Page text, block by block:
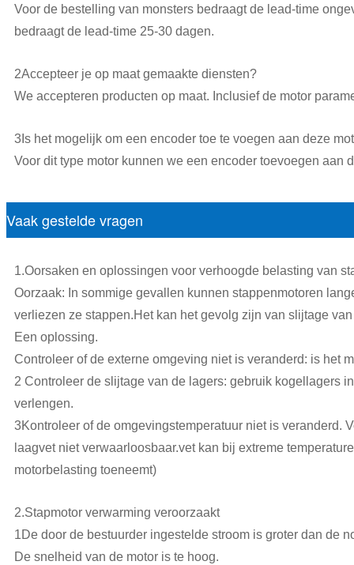
Voor de bestelling van monsters bedraagt de lead-time
bedraagt de lead-time 25-30 dagen.
2Accepteer je op maat gemaakte diensten?
We accepteren producten op maat. Inclusief de motor
3Is het mogelijk om een encoder toe te voegen aan deze
Voor dit type motor kunnen we een encoder toevoegen aan
Vaak gestelde vragen
1.Oorsaken en oplossingen voor verhoogde belasting van
Oorzaak: In sommige gevallen kunnen stappenmotoren
verliezen ze stappen.Het kan het gevolg zijn van slijtage
Een oplossing.
Controleer of de externe omgeving niet is veranderd: is het
2 Controleer de slijtage van de lagers: gebruik kogellagers
verlengen.
3Kontroleer of de omgevingstemperatuur niet is veranderd.
laagvet niet verwaarloosbaar.vet kan bij extreme
motorbelasting toeneemt)
2.Stapmotor verwarming veroorzaakt
1De door de bestuurder ingestelde stroom is groter dan de
De snelheid van de motor is te hoog.